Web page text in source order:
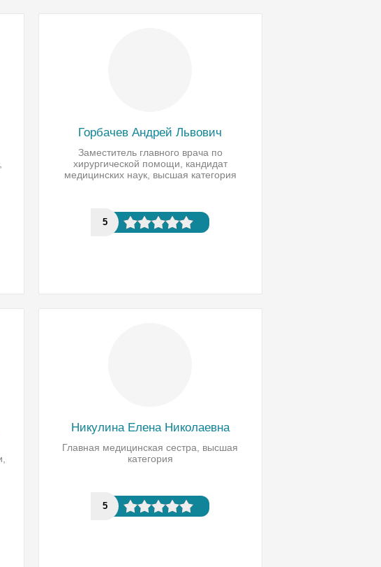
Горбачев Андрей Львович
Заместитель главного врача по
хирургической помощи, кандидат
медицинских наук, высшая категория
5
Никулина Елена Николаевна
Главная медицинская сестра, высшая
категория
5